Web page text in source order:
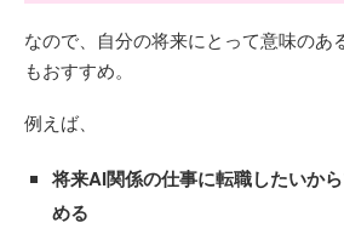
なので、自分の将来にとって意味のあ
もおすすめ。
例えば、
将来AI関係の仕事に転職したいか
める